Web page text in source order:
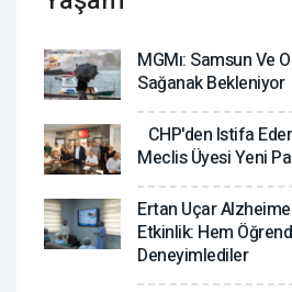
MGMı: Samsun Ve
Sağanak Bekleniyor
CHP'den Istifa
Meclis Üyesi Yeni
Ertan Uçar
Etkinlik: Hem
Deneyimlediler